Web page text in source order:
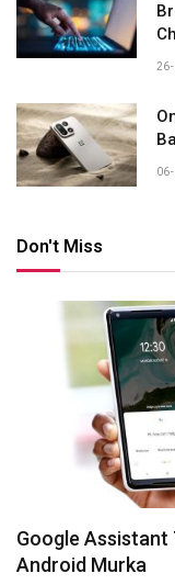
Don't Miss
Google Assistant
Android Murka